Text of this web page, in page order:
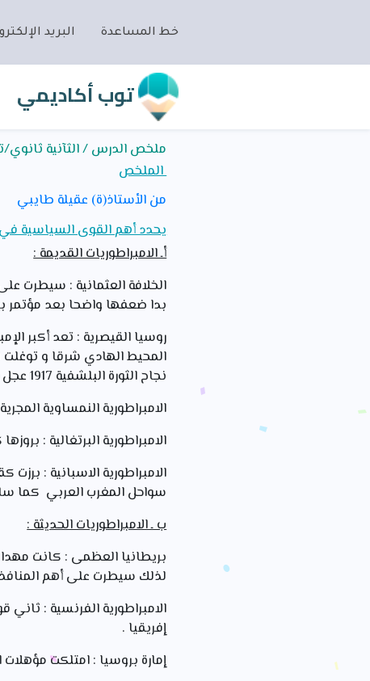
خط المساعدة البريد
توب أكاديمي
ملخص الدرس / الثآنية ثانوي/
الملخص
من الأستاذ(ة) عقيلة طايبي
يحدد أهم القوى السياسية في
أـ الامبراطوريات القديمة :
الخلافة العثمانية : سيطرت
بدا ضعفها واضحا بعد مؤتمر برلين 1878 ثم تسارعت الأحداث الداخلية و الخارجية
روسيا القيصرية : تعد أكبر
المحيط الهادي شرقا و توغلت
نجاح الثورة البلشفية 1917 عجل بنهايتها .
الامبراطورية النمساوية
الامبراطورية البرتغالية :
الامبراطورية الاسبانية :
سواحل المغرب العربي كما
ب ـ الامبراطوريات الحديثة :
لذلك سيطرت على أهم المنافذ
الامبراطورية الفرنسية :
إفريقيا .
إمارة بروسيا : امتلكت مؤهلات